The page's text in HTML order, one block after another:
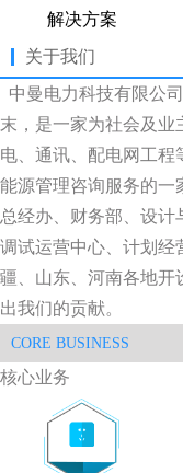
解决方案
关于我们
中曼电力科技有限公
末，是一家为社会及
电、通讯、配电网工程
能源管理咨询服务的一
总经办、财务部、设计
调试运营中心、计划经
疆、山东、河南各地开
出我们的贡献。
CORE BUSINESS
核心业务